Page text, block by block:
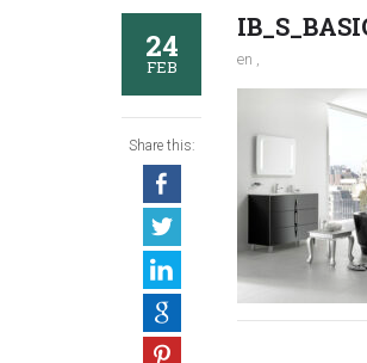
24
FEB
Share this:
en ,